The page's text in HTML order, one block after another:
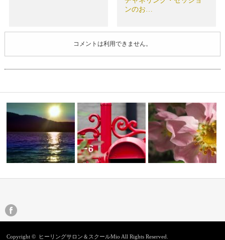
ンのお…
コメントは利用できません。
②】
木
Copyright © ヒーリングサロン＆スクールMio All Rights Reserved.